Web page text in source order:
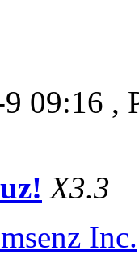
09:16 ,
X3.3
Inc.